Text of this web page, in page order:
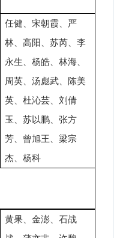
任健、宋朝霞、严
林、高阳、苏芮、李
永生、杨皓、林海、
周英、汤彪武、陈美
英、杜沁芸、刘倩
玉、苏以鹏、张方
芳、曾旭王、梁宗
杰、杨科
黄果、金澎、石战